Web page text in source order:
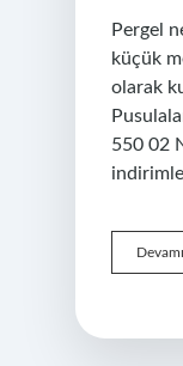
Pergel
küçük
olarak
550 02